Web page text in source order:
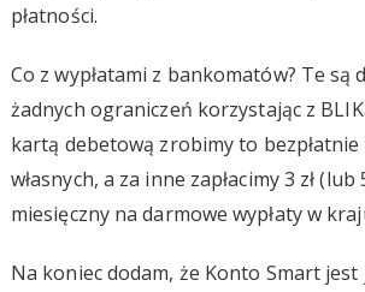
płatności.
Co z wypłatami z bankomatów? Te są
żadnych ograniczeń korzystając z
kartą debetową zrobimy to bezpłatnie
własnych, a za inne zapłacimy 3 zł
miesięczny na darmowe wypłaty w
Na koniec dodam, że Konto Smart jest